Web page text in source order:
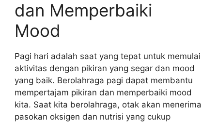
dan Memperbaiki
Mood
Pagi hari adalah saat yang tepat untuk memulai
aktivitas dengan pikiran yang segar dan mood
yang baik. Berolahraga pagi dapat membantu
mempertajam pikiran dan memperbaiki mood
kita. Saat kita berolahraga, otak akan menerima
pasokan oksigen dan nutrisi yang cukup